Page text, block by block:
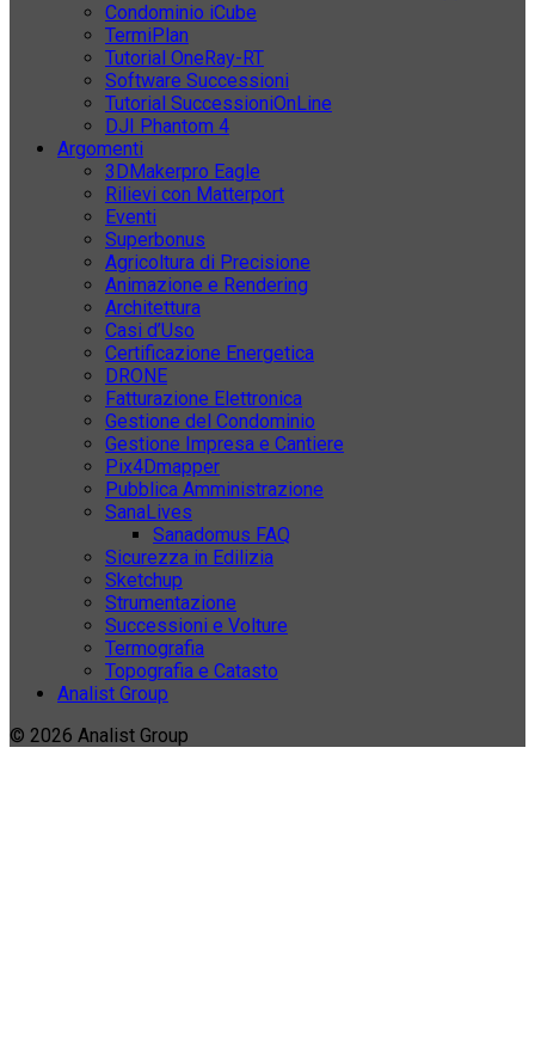
Condominio iCube
TermiPlan
Tutorial OneRay-RT
Software Successioni
Tutorial SuccessioniOnLine
DJI Phantom 4
Argomenti
3DMakerpro Eagle
Rilievi con Matterport
Eventi
Superbonus
Agricoltura di Precisione
Animazione e Rendering
Architettura
Casi d’Uso
Certificazione Energetica
DRONE
Fatturazione Elettronica
Gestione del Condominio
Gestione Impresa e Cantiere
Pix4Dmapper
Pubblica Amministrazione
SanaLives
Sanadomus FAQ
Sicurezza in Edilizia
Sketchup
Strumentazione
Successioni e Volture
Termografia
Topografia e Catasto
Analist Group
© 2026 Analist Group